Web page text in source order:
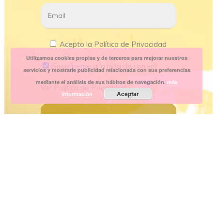
Acepto la Política de Privacidad
¡Suscríbeme a la lista de correo!
Política de Privacidad
Utilizamos cookies propias y de terceros para mejorar nuestros
servicios y mostrarle publicidad relacionada con sus preferencias
mediante el análisis de sus hábitos de navegación. más
información
Aceptar